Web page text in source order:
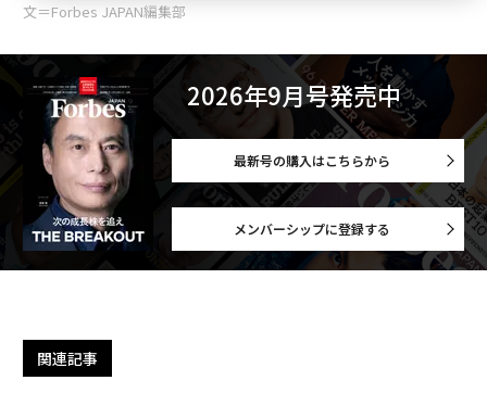
文＝Forbes JAPAN編集部
2026年9月号発売中
最新号の購入はこちらから
メンバーシップに登録する
関連記事